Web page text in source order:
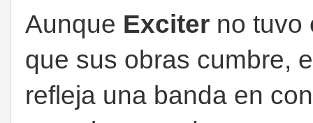
Aunque Exciter no tuvo
que sus obras cumbre,
refleja una banda en